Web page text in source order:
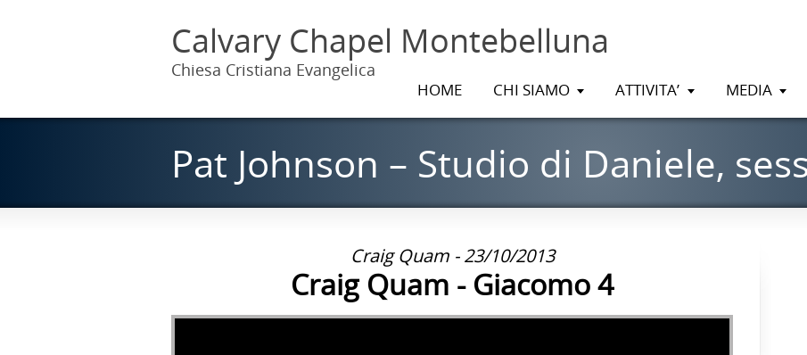
Calvary Chapel Montebelluna
Chiesa Cristiana Evangelica
HOME CHI SIAMO ATTIVITA’ MEDIA
Pat Johnson – Studio di Daniele,
Craig Quam - 23/10/2013
Craig Quam - Giacomo 4